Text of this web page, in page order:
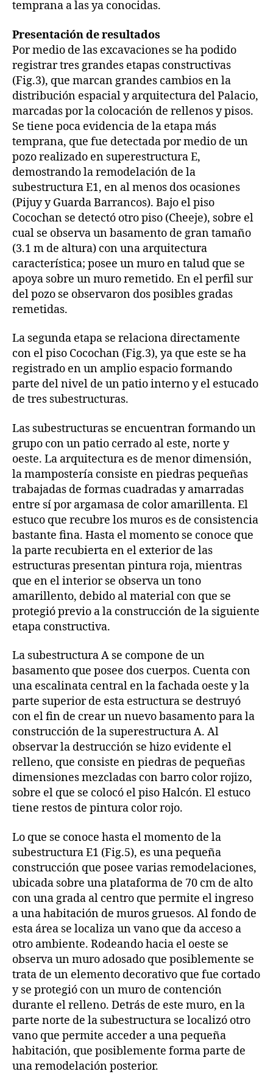
temprana a las ya conocidas.
Presentación de resultados
Por medio de las excavaciones se ha podido
registrar tres grandes etapas constructivas
(Fig.3), que marcan grandes cambios en la
distribución espacial y arquitectura del Palacio,
marcadas por la colocación de rellenos y pisos.
Se tiene poca evidencia de la etapa más
temprana, que fue detectada por medio de un
pozo realizado en superestructura E,
demostrando la remodelación de la
subestructura E1, en al menos dos ocasiones
(Pijuy y Guarda Barrancos). Bajo el piso
Cocochan se detectó otro piso (Cheeje), sobre el
cual se observa un basamento de gran tamaño
(3.1 m de altura) con una arquitectura
característica; posee un muro en talud que se
apoya sobre un muro remetido. En el perfil sur
del pozo se observaron dos posibles gradas
remetidas.
La segunda etapa se relaciona directamente
con el piso Cocochan (Fig.3), ya que este se ha
registrado en un amplio espacio formando
parte del nivel de un patio interno y el estucado
de tres subestructuras.
Las subestructuras se encuentran formando un
grupo con un patio cerrado al este, norte y
oeste. La arquitectura es de menor dimensión,
la mampostería consiste en piedras pequeñas
trabajadas de formas cuadradas y amarradas
entre sí por argamasa de color amarillenta. El
estuco que recubre los muros es de consistencia
bastante fina. Hasta el momento se conoce que
la parte recubierta en el exterior de las
estructuras presentan pintura roja, mientras
que en el interior se observa un tono
amarillento, debido al material con que se
protegió previo a la construcción de la siguiente
etapa constructiva.
La subestructura A se compone de un
basamento que posee dos cuerpos. Cuenta con
una escalinata central en la fachada oeste y la
parte superior de esta estructura se destruyó
con el fin de crear un nuevo basamento para la
construcción de la superestructura A. Al
observar la destrucción se hizo evidente el
relleno, que consiste en piedras de pequeñas
dimensiones mezcladas con barro color rojizo,
sobre el que se colocó el piso Halcón. El estuco
tiene restos de pintura color rojo.
Lo que se conoce hasta el momento de la
subestructura E1 (Fig.5), es una pequeña
construcción que posee varias remodelaciones,
ubicada sobre una plataforma de 70 cm de alto
con una grada al centro que permite el ingreso
a una habitación de muros gruesos. Al fondo de
esta área se localiza un vano que da acceso a
otro ambiente. Rodeando hacia el oeste se
observa un muro adosado que posiblemente se
trata de un elemento decorativo que fue cortado
y se protegió con un muro de contención
durante el relleno. Detrás de este muro, en la
parte norte de la subestructura se localizó otro
vano que permite acceder a una pequeña
habitación, que posiblemente forma parte de
una remodelación posterior.